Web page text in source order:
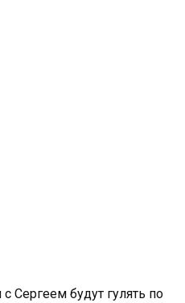
Сергеем будут гулять по